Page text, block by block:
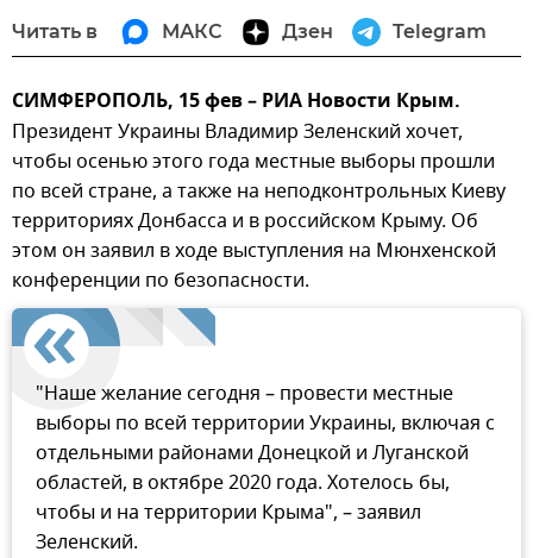
Читать в МАКС Дзен Telegram
СИМФЕРОПОЛЬ, 15 фев – РИА Новости Крым.
Президент Украины Владимир Зеленский хочет,
чтобы осенью этого года местные выборы прошли
по всей стране, а также на неподконтрольных Киеву
территориях Донбасса и в российском Крыму. Об
этом он заявил в ходе выступления на Мюнхенской
конференции по безопасности.
"Наше желание сегодня – провести местные
выборы по всей территории Украины, включая с
отдельными районами Донецкой и Луганской
областей, в октябре 2020 года. Хотелось бы,
чтобы и на территории Крыма", – заявил
Зеленский.